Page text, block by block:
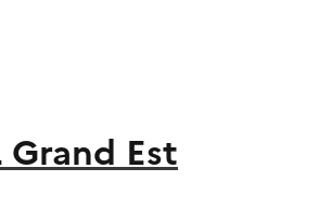
Grand Est